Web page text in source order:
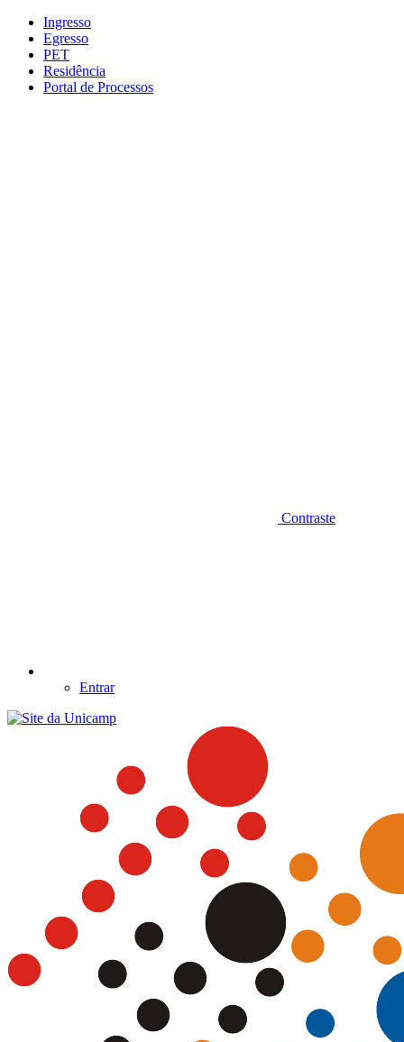
Conteúdo principal
Ingresso
Egresso
PET
Residência
Portal de Processos
Contraste
Entrar